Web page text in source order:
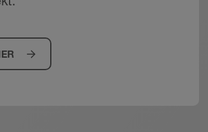
den
i KERDI-LINE-